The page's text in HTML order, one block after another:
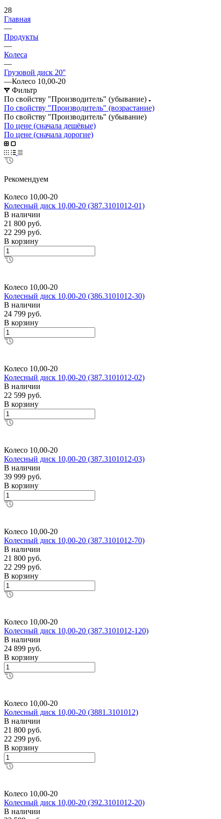
28
Главная
—
Продукты
—
Колеса
—
Грузовой диск 20''
—Колесо 10,00-20
Фильтр
По свойству "Производитель" (убывание)
По свойству "Производитель" (возрастание)
По свойству "Производитель" (убывание)
По цене (сначала дешёвые)
По цене (сначала дорогие)
Рекомендуем
Колесо 10,00-20
Колесный диск 10,00-20 (387.3101012-01)
В наличии
21 800 руб.
22 299 руб.
В корзину
Колесо 10,00-20
Колесный диск 10,00-20 (386.3101012-30)
В наличии
24 799 руб.
В корзину
Колесо 10,00-20
Колесный диск 10,00-20 (387.3101012-02)
В наличии
22 599 руб.
В корзину
Колесо 10,00-20
Колесный диск 10,00-20 (387.3101012-03)
В наличии
39 999 руб.
В корзину
Колесо 10,00-20
Колесный диск 10,00-20 (387.3101012-70)
В наличии
21 800 руб.
22 299 руб.
В корзину
Колесо 10,00-20
Колесный диск 10,00-20 (387.3101012-120)
В наличии
24 899 руб.
В корзину
Колесо 10,00-20
Колесный диск 10,00-20 (3881.3101012)
В наличии
21 800 руб.
22 299 руб.
В корзину
Колесо 10,00-20
Колесный диск 10,00-20 (392.3101012-20)
В наличии